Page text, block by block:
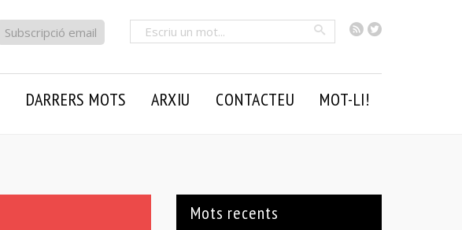
RSSTwitter
Cercar
Subscripció email
DARRERS MOTS ARXIU CONTACTEU MOT-LI!
Mots recents